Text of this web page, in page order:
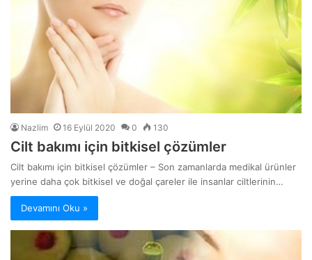
Nazlim 16 Eylül 2020 0 130
Cilt bakımı için bitkisel çözümler
Cilt bakımı için bitkisel çözümler – Son zamanlarda medikal ürünler
yerine daha çok bitkisel ve doğal çareler ile insanlar ciltlerinin…
Devamını Oku »